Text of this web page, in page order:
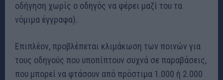
οδήγηση χωρίς ο οδηγός να φέρει μαζί του τα
νόμιμα έγγραφα).
Επιπλέον, προβλέπεται κλιμάκωση των ποινών για
τους οδηγούς που υποπίπτουν συχνά σε παραβάσεις,
που μπορεί να φτάσουν από πρόστιμα 1.000 ή 2.000